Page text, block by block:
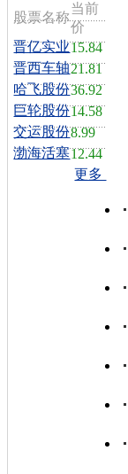
股票名称
当前
价
晋亿实业15.84
晋西车轴21.81
哈飞股份36.92
巨轮股份14.58
交运股份8.99
渤海活塞12.44
更多